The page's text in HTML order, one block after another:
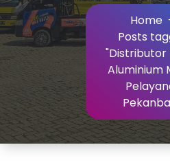
Home
Posts
"Distributor
Aluminium